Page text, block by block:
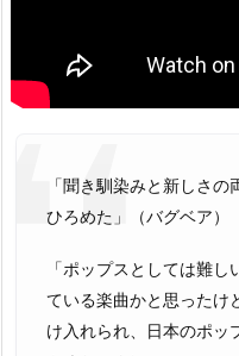
「聞き馴染みと新しさ
ひろめた」（バグベア）
「ポップスとしては難
ている楽曲かと思ったけ
け入れられ、日本のポッ